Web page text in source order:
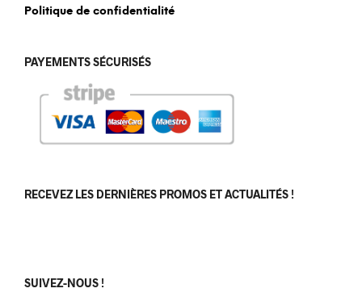
Politique de confidentialité
PAYEMENTS SÉCURISÉS
RECEVEZ LES DERNIÈRES PROMOS ET ACTUALITÉS !
SUIVEZ-NOUS !